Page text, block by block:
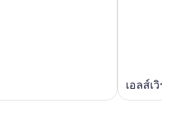
เอลส์เวิร์